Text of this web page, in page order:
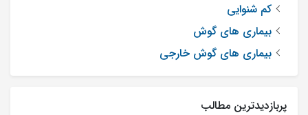
کم شنوایی
بیماری های گوش
بیماری های گوش خارجی
پربازدیدترین مطالب